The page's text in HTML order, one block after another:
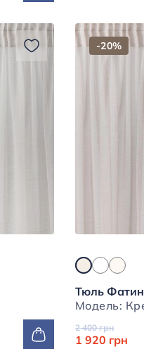
-20%
Тюль Фатин
2 400 грн
1 920 грн